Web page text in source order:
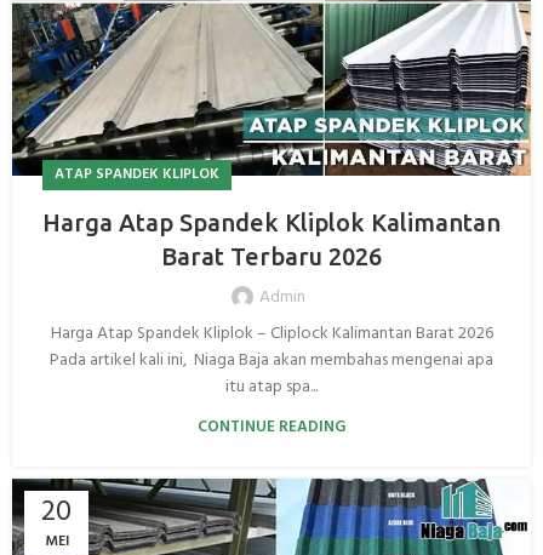
ATAP SPANDEK KLIPLOK
Harga Atap Spandek Kliplok Kalimantan
Barat Terbaru 2026
Admin
Harga Atap Spandek Kliplok – Cliplock Kalimantan Barat 2026
Pada artikel kali ini, Niaga Baja akan membahas mengenai apa
itu atap spa...
CONTINUE READING
20
MEI